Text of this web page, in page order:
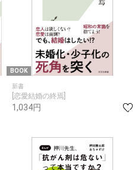
BOOK
新書
[恋愛結婚の終焉]
1,034円